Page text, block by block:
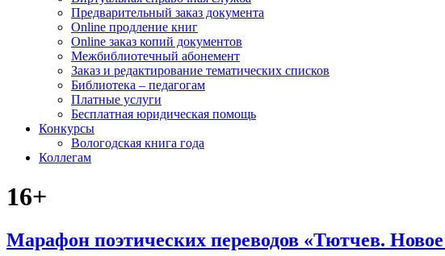
Предварительный заказ документа
Online продление книг
Online заказ копий документов
Межбиблиотечный абонемент
Заказ и редактирование тематических списков
Библиотека – педагогам
Платные услуги
Бесплатная юридическая помощь
Конкурсы
Вологодская книга года
Коллегам
16+
Марафон поэтических переводов «Тютчев.